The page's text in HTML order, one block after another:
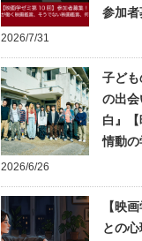
参加者
2026/7/31
子ども
の出
白』
情動の
2026/6/26
【映
との